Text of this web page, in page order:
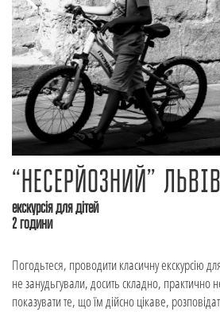
“НЕСЕРЙОЗНИЙ” ЛЬВІВ
екскурсія для дітей
2 години
Погодьтеся, проводити класичну екскурсію
не занудьгували, досить складно,
показувати те, що їм дійсно цікаве,